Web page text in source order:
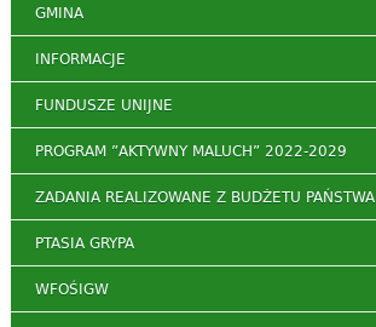
GMINA
INFORMACJE
FUNDUSZE UNIJNE
PROGRAM ”AKTYWNY MALUCH” 2022-2029
ZADANIA REALIZOWANE Z BUDŻETU PAŃSTWA
PTASIA GRYPA
WFOŚIGW